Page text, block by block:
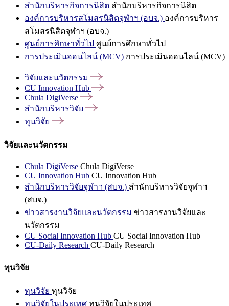
สำนักบริหารกิจการนิสิต สำนักบริหารกิจการนิสิต
องค์การบริหารสโมสรนิสิตจุฬาฯ (อบจ.) องค์การบริหาร
สโมสรนิสิตจุฬาฯ (อบจ.)
ศูนย์การศึกษาทั่วไป ศูนย์การศึกษาทั่วไป
การประเมินออนไลน์ (MCV) การประเมินออนไลน์ (MCV)
วิจัยและนวัตกรรม
CU Innovation Hub
Chula DigiVerse
สำนักบริหารวิจัย
ทุนวิจัย
วิจัยและนวัตกรรม
Chula DigiVerse Chula DigiVerse
CU Innovation Hub CU Innovation Hub
สำนักบริหารวิจัยจุฬาฯ (สบจ.) สำนักบริหารวิจัยจุฬาฯ
(สบจ.)
ข่าวสารงานวิจัยและนวัตกรรม ข่าวสารงานวิจัยและ
นวัตกรรม
CU Social Innovation Hub CU Social Innovation Hub
CU-Daily Research CU-Daily Research
ทุนวิจัย
ทุนวิจัย ทุนวิจัย
ทุนวิจัยในประเทศ ทุนวิจัยในประเทศ